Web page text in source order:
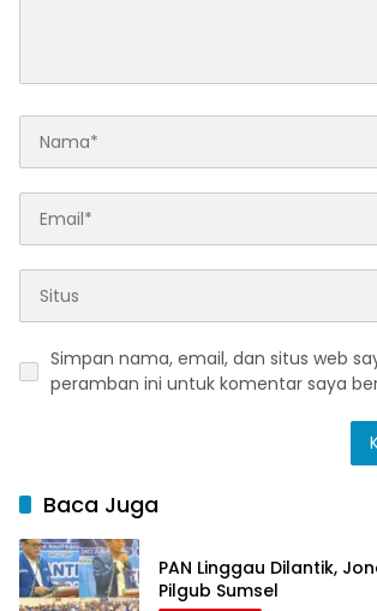
Simpan nama, email, dan situs web
peramban ini untuk komentar saya
Baca Juga
PAN Linggau Dilantik,
Pilgub Sumsel